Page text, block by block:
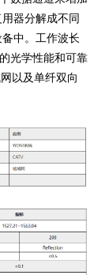
器分解成不同
中。工作波长
光学性能和可靠
以及单纤双向